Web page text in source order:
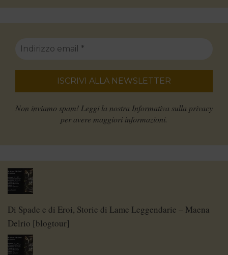
Non inviamo spam! Leggi la nostra Informativa sulla privacy
per avere maggiori informazioni.
Di Spade e di Eroi, Storie di Lame Leggendarie – Maena
Delrio [blogtour]